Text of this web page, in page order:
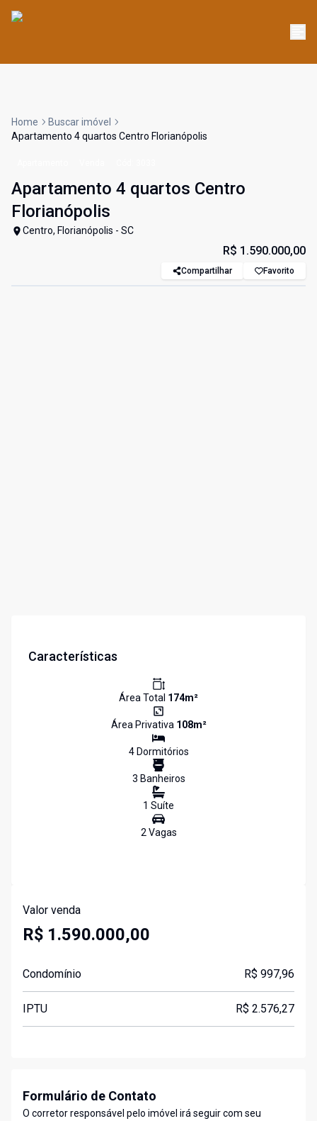
Home
Buscar imóvel
Apartamento 4 quartos Centro Florianópolis
Apartamento 4 quartos Centro
Florianópolis
Centro, Florianópolis - SC
R$ 1.590.000,00
Compartilhar Favorito
Características
Área Total 174m²
Área Privativa 108m²
4Dormitórios
3 Banheiros
1 Suíte
2Vagas
Valor venda
R$ 1.590.000,00
Condomínio R$ 997,96
IPTU R$ 2.576,27
Formulário de Contato
O corretor responsável pelo imóvel irá seguir com seu